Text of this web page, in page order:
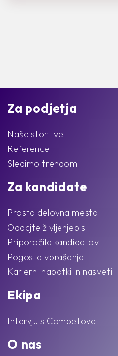
Za podjetja
Naše storitve
Reference
Sledimo trendom
Za kandidate
Prosta delovna mesta
Oddajte življenjepis
Priporočila kandidatov
Pogosta vprašanja
Karierni napotki in nasveti
Ekipa
Intervju s Competovci
O nas